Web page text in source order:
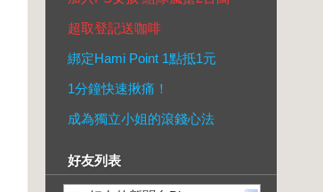
超取登記送咖啡
綁定Hami Point 1點抵1元
1分鐘快速揪痛！
成為獨立小姐的滾錢心法
好友列表